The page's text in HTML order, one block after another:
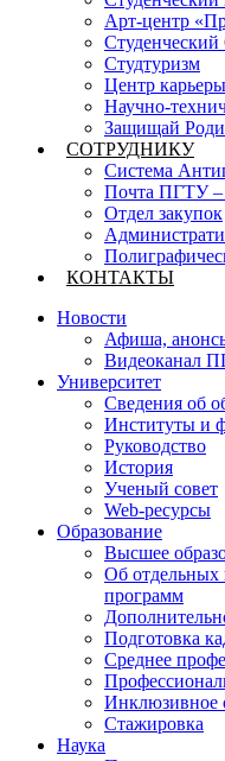
Арт-центр
Студтуризм
Центр карьеры
Научно-
Защищай
СОТРУДНИКУ
Система
Почта ПГТУ
Отдел закупок
КОНТАКТЫ
Новости
Афиша,
Университет
Сведения об
Институты и
Руководство
История
Ученый совет
Web-ресурсы
Образование
Высшее
Об отдельных
программ
Подготовка
Среднее
Инклюзивное
Стажировка
Наука